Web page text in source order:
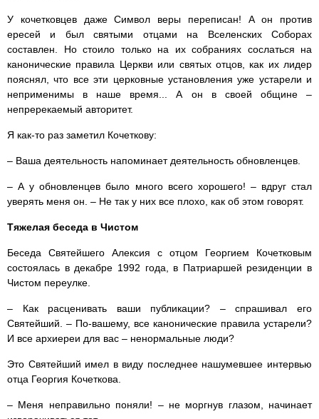
У кочетковцев даже Символ веры переписан! А он против
ересей и был святыми отцами на Вселенских Соборах
составлен. Но стоило только на их собраниях сослаться на
канонические правила Церкви или святых отцов, как их лидер
пояснял, что все эти церковные установления уже устарели и
неприменимы в наше время... А он в своей общине –
непререкаемый авторитет.
Я как-то раз заметил Кочеткову:
– Ваша деятельность напоминает деятельность обновленцев.
– А у обновленцев было много всего хорошего! – вдруг стал
уверять меня он. – Не так у них все плохо, как об этом говорят.
Тяжелая беседа в Чистом
Беседа Святейшего Алексия с отцом Георгием Кочетковым
состоялась в декабре 1992 года, в Патриаршей резиденции в
Чистом переулке.
– Как расценивать ваши публикации? – спрашивал его
Святейший. – По-вашему, все канонические правила устарели?
И все архиереи для вас – ненормальные люди?
Это Святейший имел в виду последнее нашумевшее интервью
отца Георгия Кочеткова.
– Меня неправильно поняли! – не моргнув глазом, начинает